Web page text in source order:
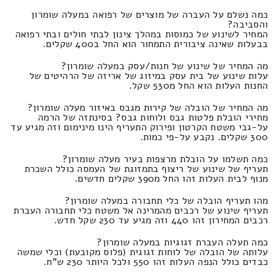
כמה נשלם על העברה של מוצרים של רפואה במעלה שומרון
והסביבה?
המחיר לשינוע של כמוסות במהלך צינון לבתי חולים ובתי רפואה
בבעלות שאינה ציבורית התמחור הוא החל ב400 שקלים.
מה המחיר של שינוע של חנות/עסק במעלה שומרון?
עלות שינוע של בית עסק במיזוג של אריזה של הרהיטים של
החנות העלות הוא החל מ530 שקל.
מה המחיר של הובלה של קירות מגבס באיזור מעלה שומרון?
מחירי הובלת פלטות גבס ולוחות גבס? בסינתזה של הרמה
על-גבי משטח הקרטון ופירוק התעריף הינו מינימום וזה מגיע עד
300 שקלים. נקבע על-פי כמות.
כמה תשלמו על הובלת מרצפות בעיר מעלה שומרון?
תעריף של שינוע של ריצוף בתמזוגת של העמסה כולל השכרת
מנוף לבית העלות זהו החל מ390 שקלים חדשים.
מהו תעריף הובלה של כלי תחבורה במעלה שומרון?
תעריף שינוע של רכבים מהמרינה אל משטח כלי תחבורה העברת
רכבים המחירון זהו 440 וזה מגיע עד 230 שקל חדש.
כמה תעלה העברת זגוגיות במעלה שומרון?
עלותה של הובלה של לוחות זגוגית (פלוס מקובעת) וכלי שמשה
כבדים כולל הנפה העלות זהו 550 ולכל היותר 230 ש"ח.